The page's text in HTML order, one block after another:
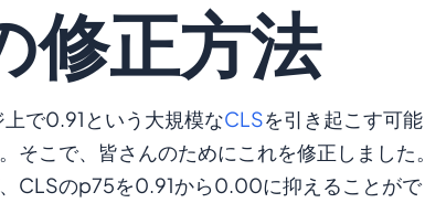
修正方法
で0.91という大規模なCLSを引き起こす可能
こで、皆さんのためにこれを修正しました。
CLSのp75を0.91から0.00に抑えることがで